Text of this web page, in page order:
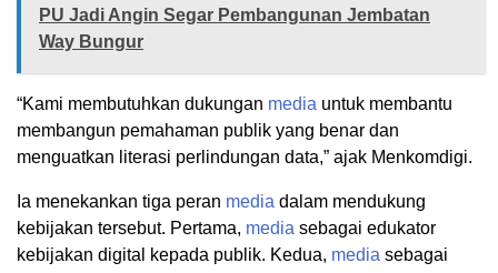
PU Jadi Angin Segar Pembangunan Jembatan
Way Bungur
“Kami membutuhkan dukungan media untuk membantu
membangun pemahaman publik yang benar dan
menguatkan literasi perlindungan data,” ajak Menkomdigi.
Ia menekankan tiga peran media dalam mendukung
kebijakan tersebut. Pertama, media sebagai edukator
kebijakan digital kepada publik. Kedua, media sebagai